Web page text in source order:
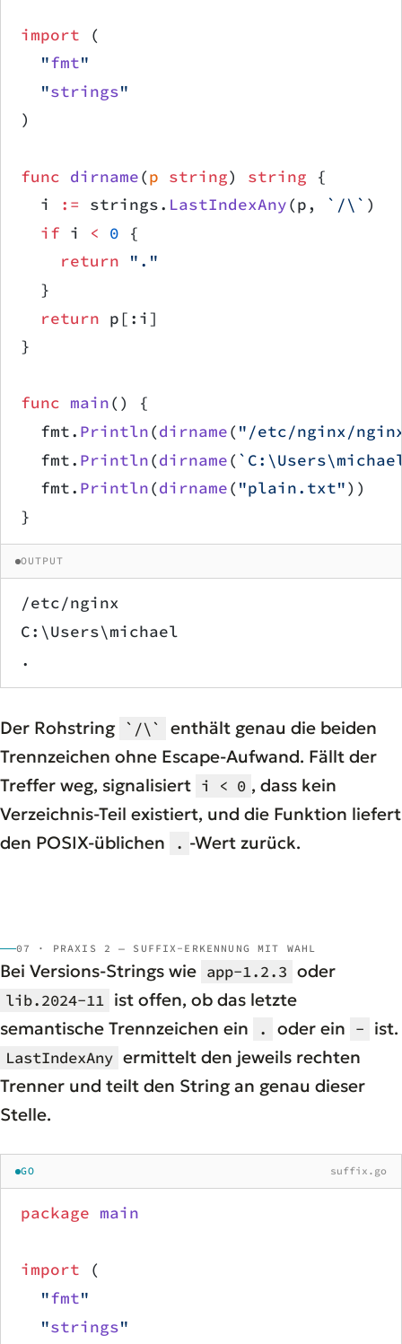
import (
	"
fmt"
	"
strings"
)
func dirname(p string) string {
	i
:= strings. LastIndexAny(p, `/\` )
	if
i < 0 {
		return
"."
	}
	return
p[:i]
}
func main() {
	fmt.
Println(dirname( "/etc/nginx/
	fmt.
Println(dirname(
	fmt.
Println(dirname( "plain.txt"))
}
OUTPUT
/etc/nginx
C:\Users\michael
.
Der Rohstring `/\`
enthält genau die beiden
Trennzeichen ohne Escape-Aufwand. Fällt der
Treffer weg, signalisiert i < 0 , dass kein
Verzeichnis-Teil existiert, und die Funktion liefert
den POSIX-üblichen
. -Wert zurück.
07 · PRAXIS 2 — SUFFIX-ERKENNUNG MIT WAHL
Bei Versions-Strings wie app-1.2.3 oder
lib.2024-11 ist offen, ob das letzte
semantische Trennzeichen ein
. oder ein - ist.
LastIndexAny ermittelt den jeweils rechten
Trenner und teilt den String an genau dieser
Stelle.
GO suffix.go
package main
import (
	"
fmt"
	"
strings"